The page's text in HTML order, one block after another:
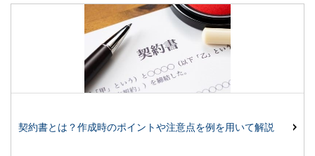
契約書とは？作成時のポイントや注意点を例を用いて解説